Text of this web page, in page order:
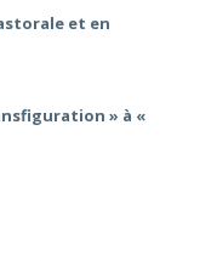
et en
» à «